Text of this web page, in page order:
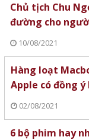
Chủ tịch Chu
đường cho
10/08/2021
Hàng loạt
Apple có đồng ý
02/08/2021
6 bộ phim hay